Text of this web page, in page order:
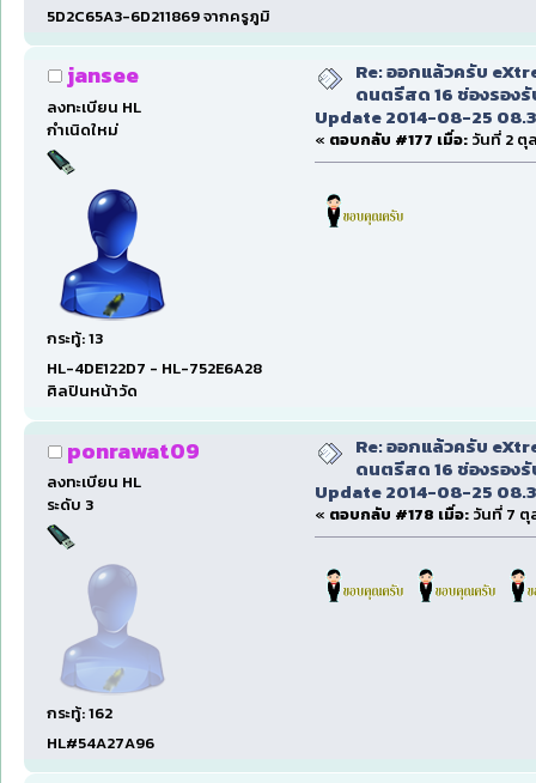
5D2C65A3-6D211869 จากครูภูมิ
jansee
ลงทะเบียน HL
กำเนิดใหม่
กระทู้: 13
HL-4DE122D7 - HL-752E6A28
ศิลปินหน้าวัด
Re: ออกแล้วครับ
ดนตรีสด 16 ช่องรอง
Update 2014-08-25
« ตอบกลับ #177 เมื่อ: วันที่ 2 ตุ
ponrawat09
ลงทะเบียน HL
ระดับ 3
กระทู้: 162
HL#54A27A96
Re: ออกแล้วครับ
ดนตรีสด 16 ช่องรอง
Update 2014-08-25
« ตอบกลับ #178 เมื่อ: วันที่ 7 ตุ